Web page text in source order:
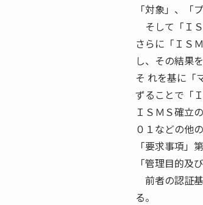
「対象」、「
そして「Ｉ
さらに「ＩＳ
し、その結果
そ れを基に「
ずることで「
ＩＳＭＳ確立
０１などの他
「要求事項」
「管理目的及
前者の認証
る。